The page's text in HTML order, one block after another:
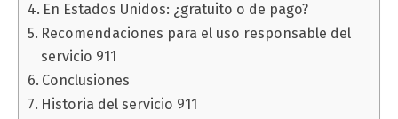
En Estados Unidos: ¿gratuito o de pago?
Recomendaciones para el uso responsable del
servicio 911
Conclusiones
Historia del servicio 911